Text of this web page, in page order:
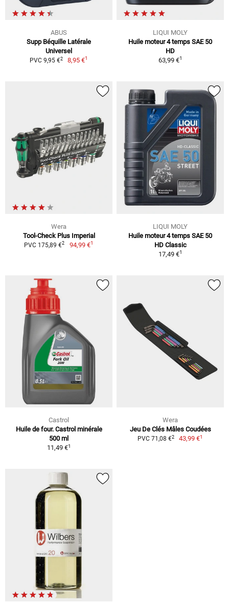
ABUS
Supp Béquille Latérale
Universel
PVC 9,95 €2 8,95 €1
LIQUI MOLY
Huile moteur 4 temps SAE 50
HD
63,99 €1
Wera
Tool-Check Plus Imperial
PVC 175,89 €2 94,99 €1
LIQUI MOLY
Huile moteur 4 temps SAE 50
HD Classic
17,49 €1
Castrol
Huile de four. Castrol minérale
500 ml
11,49 €1
Wera
Jeu De Clés Mâles Coudées
PVC 71,08 €2 43,99 €1